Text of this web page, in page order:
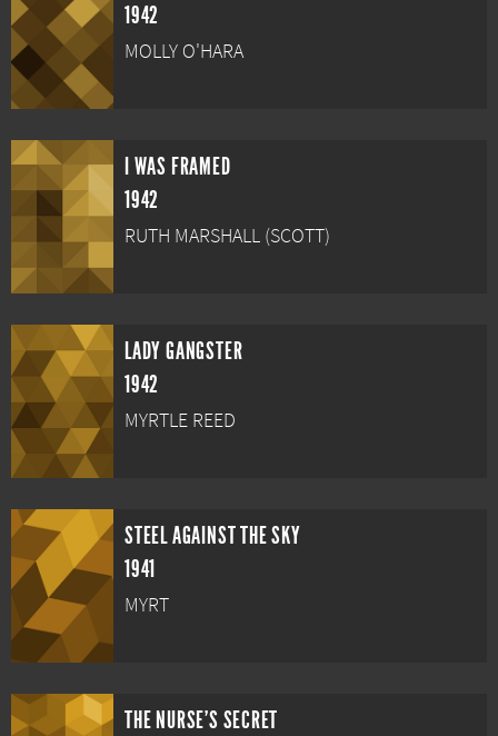
1942
MOLLY O'HARA
I WAS FRAMED
1942
RUTH MARSHALL (SCOTT)
LADY GANGSTER
1942
MYRTLE REED
STEEL AGAINST THE SKY
1941
MYRT
THE NURSE'S SECRET